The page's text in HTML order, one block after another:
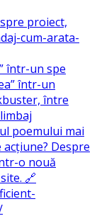
într-un spe